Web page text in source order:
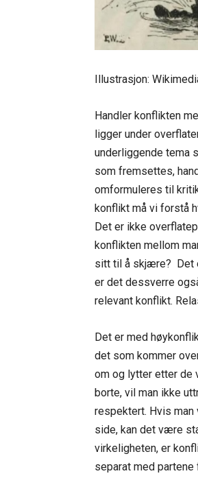
Illustrasjon:
Handler konflikten
ligger under
underliggende tema
som fremsettes,
omformuleres til
konflikt må vi forstå
Det er ikke
konflikten mellom
sitt til å skjære? Det
er det dessverre
relevant konflikt.
Det er med
det som kommer
om og lytter etter de
borte, vil man ikke
respektert. Hvis
side, kan det være
virkeligheten, er
separat med